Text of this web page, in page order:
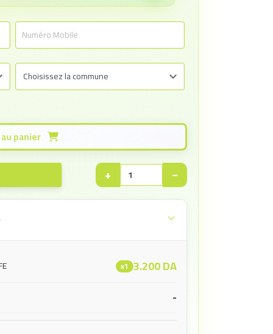
Ajouter au panier
−
+
x1 3.200DA
-